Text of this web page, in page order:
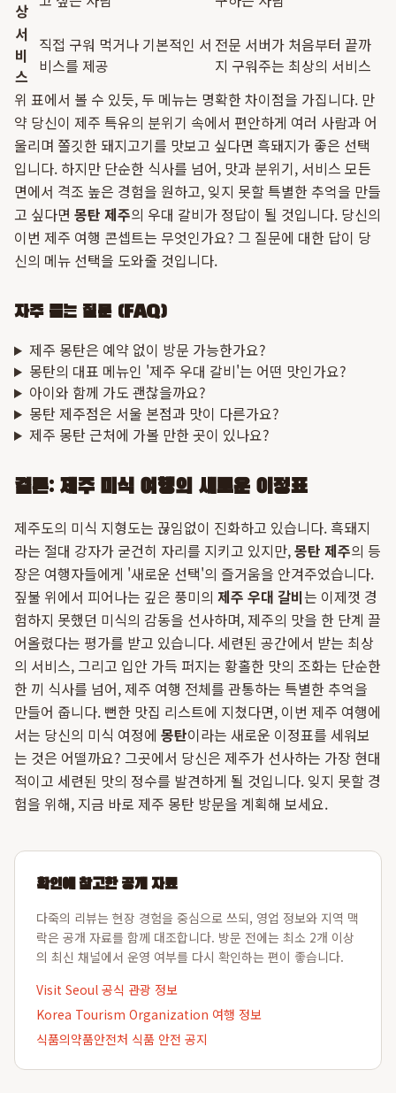
상
서
비
스
직접 구워 먹거나 기본적인 서
비스를 제공
전문 서버가 처음부터 끝까
지 구워주는 최상의 서비스
위 표에서 볼 수 있듯, 두 메뉴는 명확한 차이점을 가집니다. 만
약 당신이 제주 특유의 분위기 속에서 편안하게 여러 사람과 어
울리며 쫄깃한 돼지고기를 맛보고 싶다면 흑돼지가 좋은 선택
입니다. 하지만 단순한 식사를 넘어, 맛과 분위기, 서비스 모든
면에서 격조 높은 경험을 원하고, 잊지 못할 특별한 추억을 만들
고 싶다면 몽탄 제주의 우대 갈비가 정답이 될 것입니다. 당신의
이번 제주 여행 콘셉트는 무엇인가요? 그 질문에 대한 답이 당
신의 메뉴 선택을 도와줄 것입니다.
자주 묻는 질문 (FAQ)
제주 몽탄은 예약 없이 방문 가능한가요?
몽탄의 대표 메뉴인 '제주 우대 갈비'는 어떤 맛인가요?
아이와 함께 가도 괜찮을까요?
몽탄 제주점은 서울 본점과 맛이 다른가요?
제주 몽탄 근처에 가볼 만한 곳이 있나요?
결론: 제주 미식 여행의 새로운 이정표
제주도의 미식 지형도는 끊임없이 진화하고 있습니다. 흑돼지
라는 절대 강자가 굳건히 자리를 지키고 있지만,몽탄 제주의 등
장은 여행자들에게 '새로운 선택'의 즐거움을 안겨주었습니다.
짚불 위에서 피어나는 깊은 풍미의 제주 우대 갈비는 이제껏 경
험하지 못했던 미식의 감동을 선사하며, 제주의 맛을 한 단계 끌
어올렸다는 평가를 받고 있습니다. 세련된 공간에서 받는 최상
의 서비스, 그리고 입안 가득 퍼지는 황홀한 맛의 조화는 단순한
한 끼 식사를 넘어, 제주 여행 전체를 관통하는 특별한 추억을
만들어 줍니다. 뻔한 맛집 리스트에 지쳤다면, 이번 제주 여행에
서는 당신의 미식 여정에 몽탄이라는 새로운 이정표를 세워보
는 것은 어떨까요? 그곳에서 당신은 제주가 선사하는 가장 현대
적이고 세련된 맛의 정수를 발견하게 될 것입니다. 잊지 못할 경
험을 위해, 지금 바로 제주 몽탄 방문을 계획해 보세요.
확인에 참고한 공개 자료
다죽의 리뷰는 현장 경험을 중심으로 쓰되, 영업 정보와 지역 맥
락은 공개 자료를 함께 대조합니다. 방문 전에는 최소 2개 이상
의 최신 채널에서 운영 여부를 다시 확인하는 편이 좋습니다.
Visit Seoul 공식 관광 정보
Korea Tourism Organization 여행 정보
식품의약품안전처 식품 안전 공지